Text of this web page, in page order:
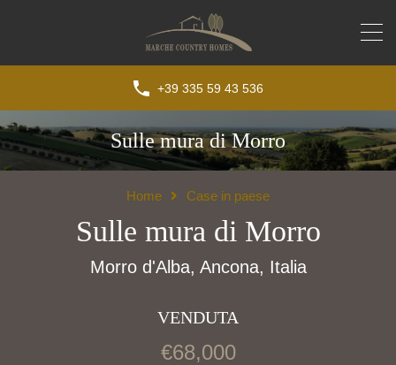
+39 335 59 43 536
Sulle mura di Morro
Home Case in paese
Sulle mura di Morro
Morro d'Alba, Ancona, Italia
VENDUTA
€68,000